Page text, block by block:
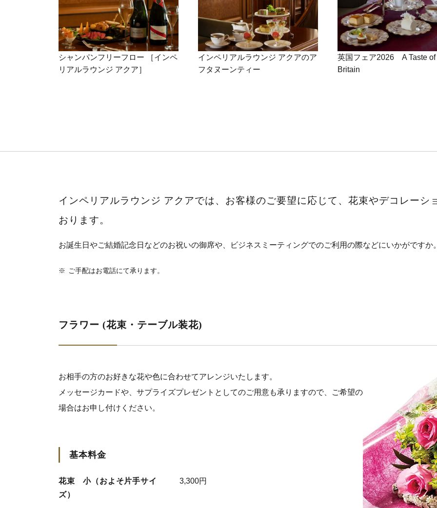
シャンパンフリーフロー ［インペ
リアルラウンジ アクア］
インペリアルラウンジ アクアのア
フタヌーンティー
英国フェア2026 A Taste of
Britain
インペリアルラウンジ アクアでは、お客様のご要望に応じて、花束やデコレーシ
おります。
お誕生日やご結婚記念日などのお祝いの御席や、ビジネスミーティングでのご利用の際などにいかがですか
※ ご手配はお電話にて承ります。
フラワー (花束・テーブル装花)
お相手の方のお好きな花や色に合わせてアレンジいたします。
メッセージカードや、サプライズプレゼントとしてのご用意も承りますので、ご希望の
場合はお申し付けください。
基本料金
花束 小（およそ片手サイ
ズ）
3,300円